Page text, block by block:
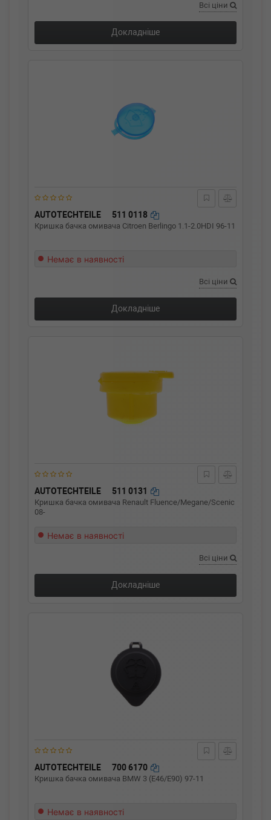
Всі ціни
Докладніше
AUTOTECHTEILE 511 0118
Кришка бачка омивача Citroen Berlingo 1.1-2.0HDI 96-11
Немає в наявності
Всі ціни
Докладніше
AUTOTECHTEILE 511 0131
Кришка бачка омивача Renault Fluence/Megane/Scenic
08-
Немає в наявності
Всі ціни
Докладніше
AUTOTECHTEILE 700 6170
Кришка бачка омивача BMW 3 (E46/E90) 97-11
Немає в наявності